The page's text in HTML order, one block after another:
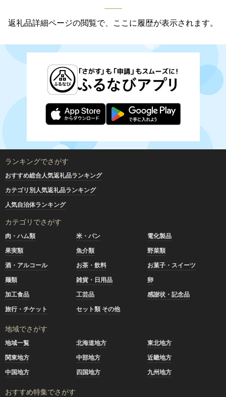
返礼品詳細ページの閲覧で、ここに履歴が表示されます。
ランキングでさがす
おすすめ総合人気返礼品ランキング
カテゴリ別人気返礼品ランキング
人気自治体ランキング
カテゴリでさがす
肉・ハム類 米・パン
電化製品
果実類
魚介類
野菜類
酒・アルコール
お茶・飲料
お菓子・スイーツ
麺類
雑貨・日用品
卵
加工食品
工芸品
感謝状・記念品
旅行・チケット
セット類 その他
地域でさがす
地域一覧 北海道地方
東北地方
関東地方
中部地方
近畿地方
中国地方
四国地方 九州地方
おすすめ特集でさがす